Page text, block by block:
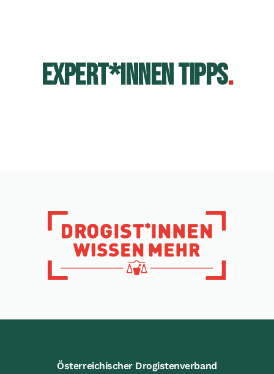
EXPERT*INNEN TIPPS.
Österreichischer Drogistenverband